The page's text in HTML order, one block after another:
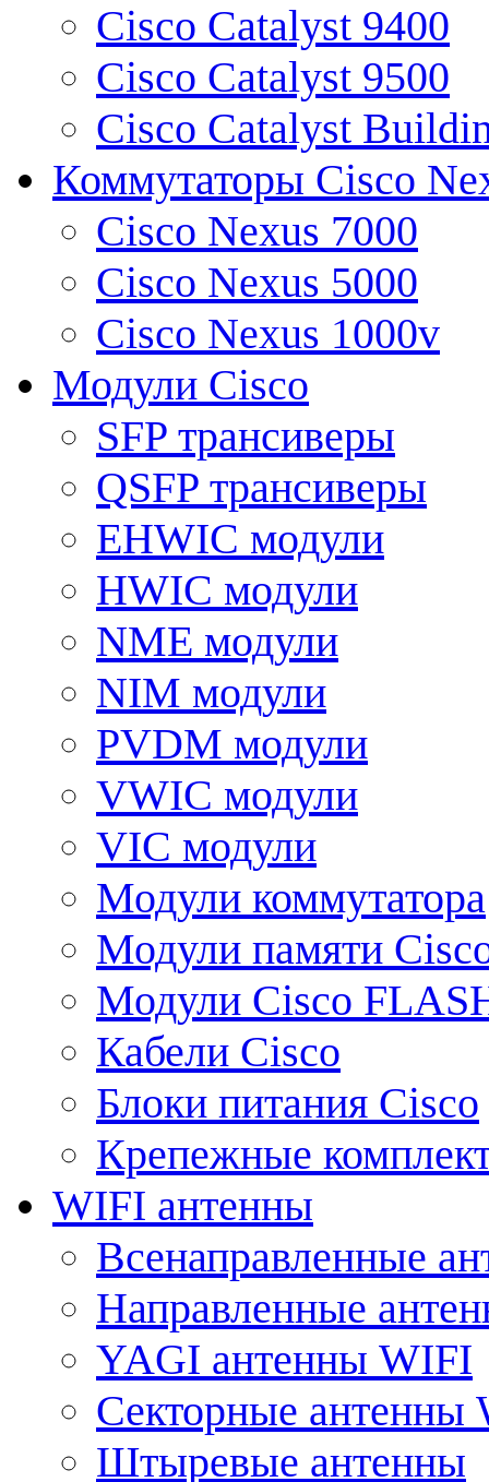
Cisco Catalyst 9400
Cisco Catalyst 9500
Cisco Catalyst
Коммутаторы Cisco
Cisco Nexus 7000
Cisco Nexus 5000
Cisco Nexus 1000v
Модули Cisco
SFP трансиверы
QSFP трансиверы
EHWIC модули
HWIC модули
NME модули
NIM модули
PVDM модули
VWIC модули
VIC модули
Модули коммутатора
Модули памяти
Модули Cisco
Кабели Cisco
Блоки питания Cisco
Крепежные
WIFI антенны
Всенаправленные
Направленные
YAGI антенны WIFI
Секторные антенны
Штыревые антенны